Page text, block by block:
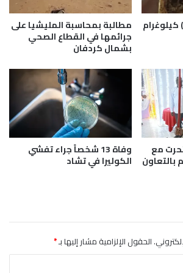
ضبط متهم بحوزته (5) كيلوغرام مطالبة بمحاسبة المليشيا على
جرائمها في القطاع الصحي
بشمال كردفان
تحرت مع
بالتعاون
وفاة 13 شخصاً جراء تفشي
الكوليرا في تشاد
الحقول الإلزامية مشار إليها بـ*